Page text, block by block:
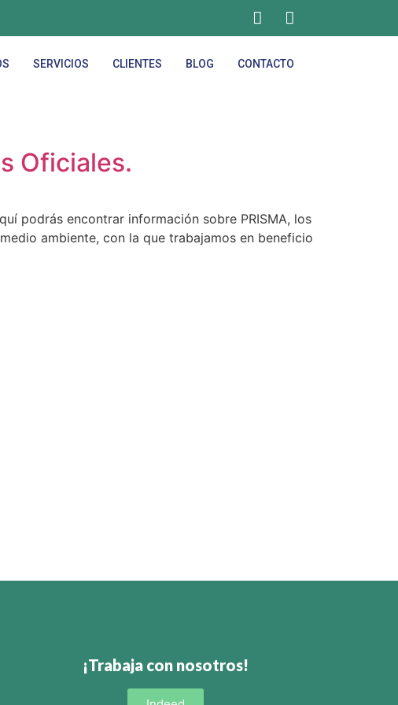
SERVICIOS CLIENTES BLOG CONTACTO
Oficiales.
podrás encontrar información sobre PRISMA, los
ambiente, con la que trabajamos en beneficio
¡Trabaja con nosotros!